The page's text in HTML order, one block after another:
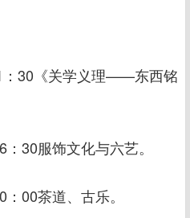
：30《关学义理——东西铭
30服饰文化与六艺。
00茶道、古乐。